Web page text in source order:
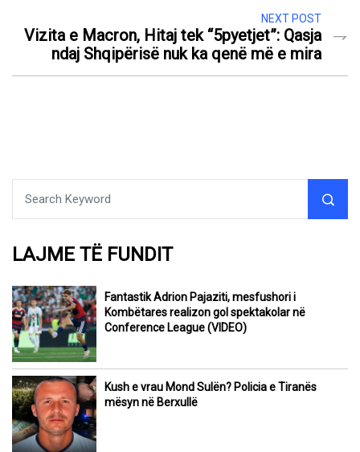
NEXT POST
Vizita e Macron, Hitaj tek “5pyetjet”: Qasja
ndaj Shqipërisë nuk ka qenë më e mira
LAJME TË FUNDIT
Fantastik Adrion Pajaziti, mesfushori i
Kombëtares realizon gol spektakolar në
Conference League (VIDEO)
Kush e vrau Mond Sulën? Policia e Tiranës
mësyn në Berxullë